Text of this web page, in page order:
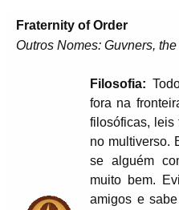
Fraternity of Order
Outros Nomes: Guvners,
Filosofia:
fora na
filosóficas, leis
no multiverso.
se alguém
muito bem.
amigos e